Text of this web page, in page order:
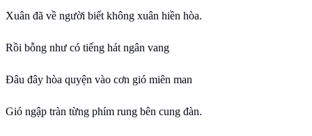
Xuân đã về người biết không xuân hiền hòa.
Rồi bỗng như có tiếng hát ngân vang
Đâu đây hòa quyện vào cơn gió miên man
Gió ngập tràn từng phím rung bên cung đàn.